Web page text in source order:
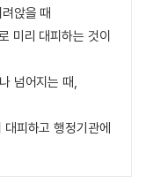
앉을 때
미리 대피하는 것이
넘어지는 때,
피하고 행정기관에